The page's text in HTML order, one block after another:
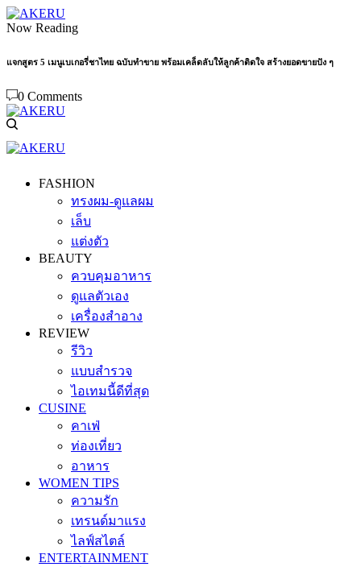
Now Reading
แจกสูตร 5 เมนูเบเกอรี่ชาไทย ฉบับทำขาย พร้อมเคล็ดลับให้ลูกค้าติดใจ สร้างยอดขายปัง ๆ
0 Comments
FASHION
ทรงผม-ดูแลผม
เล็บ
แต่งตัว
BEAUTY
ควบคุมอาหาร
ดูแลตัวเอง
เครื่องสำอาง
REVIEW
รีวิว
แบบสำรวจ
ไอเทมนี้ดีที่สุด
CUSINE
คาเฟ่
ท่องเที่ยว
อาหาร
WOMEN TIPS
ความรัก
เทรนด์มาแรง
ไลฟ์สไตล์
ENTERTAINMENT